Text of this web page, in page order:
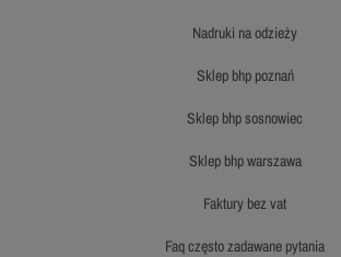
nadruki na odzieży
sklep bhp poznań
sklep bhp sosnowiec
sklep bhp warszawa
faktury bez vat
faq często zadawane pytania